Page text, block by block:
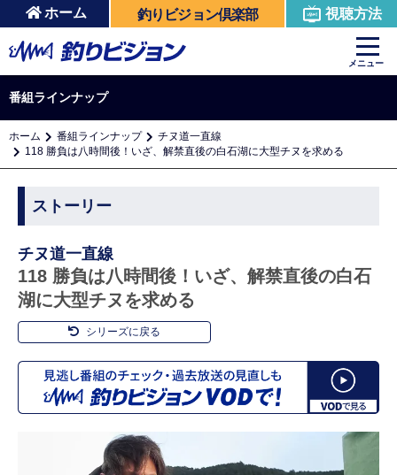
ホーム 釣りビジョン倶楽部 視聴方法
メニュー
番組ラインナップ
ホーム 番組ラインナップ
チヌ道一直線
118 勝負は八時間後！いざ、解禁直後の白石湖に大型チヌを求める
ストーリー
チヌ道一直線
118 勝負は八時間後！いざ、解禁直後の白石
湖に大型チヌを求める
シリーズに戻る